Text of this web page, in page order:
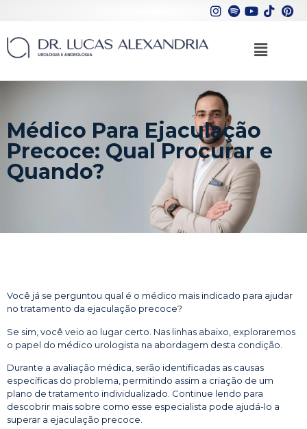
Médico Para Ejaculação
Precoce: Qual Procurar e
Quando?
Você já se perguntou qual é o médico mais indicado para ajudar
no tratamento da ejaculação precoce?
Se sim, você veio ao lugar certo. Nas linhas abaixo, exploraremos
o papel do médico urologista na abordagem desta condição.
Durante a avaliação médica, serão identificadas as causas
específicas do problema, permitindo assim a criação de um
plano de tratamento individualizado. Continue lendo para
descobrir mais sobre como esse especialista pode ajudá-lo a
superar a ejaculação precoce.